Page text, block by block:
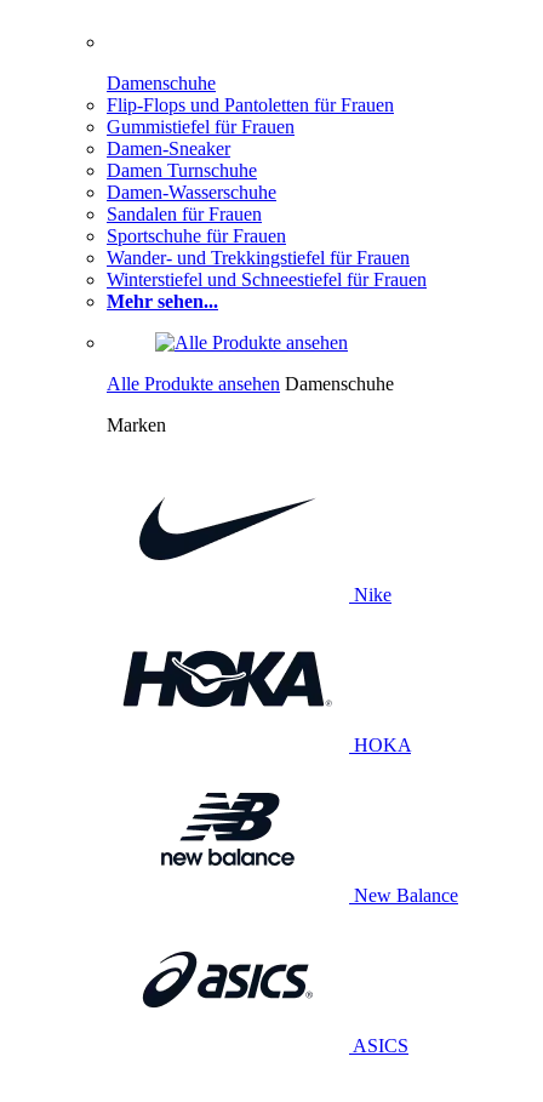
Damenschuhe
Flip-Flops und Pantoletten für Frauen
Gummistiefel für Frauen
Damen-Sneaker
Damen Turnschuhe
Damen-Wasserschuhe
Sandalen für Frauen
Sportschuhe für Frauen
Wander- und Trekkingstiefel für Frauen
Winterstiefel und Schneestiefel für Frauen
Mehr sehen...
Alle Produkte ansehen Damenschuhe
Marken
Nike
HOKA
New Balance
ASICS